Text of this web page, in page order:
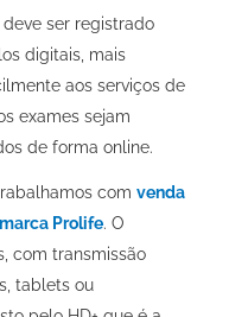
ser registrado
digitais, mais
aos serviços de
exames sejam
de forma online.
com venda
Prolife. O
com transmissão
tablets ou